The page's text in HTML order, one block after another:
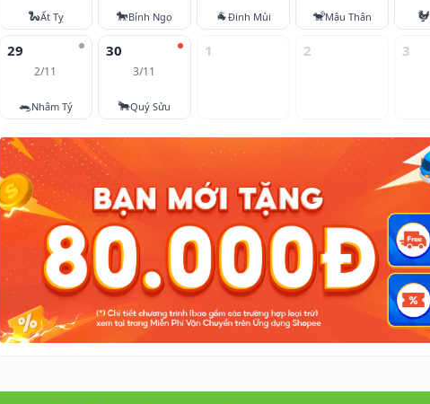
🐍Ất Tỵ 🐎Bính Ngọ 🐐Đinh Mùi 🐒Mậu Thân 🐓
29
2/11
🐀Nhâm Tý
30
3/11
🐂Quý Sửu
1 2 3